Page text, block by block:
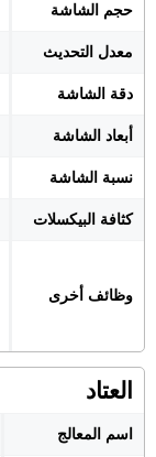
حجم الشاشة
معدل التحديث
دقة الشاشة
أبعاد الشاشة
نسبة الشاشة
كثافة البيكسلات
وظائف أخرى
العتاد
اسم المعالج